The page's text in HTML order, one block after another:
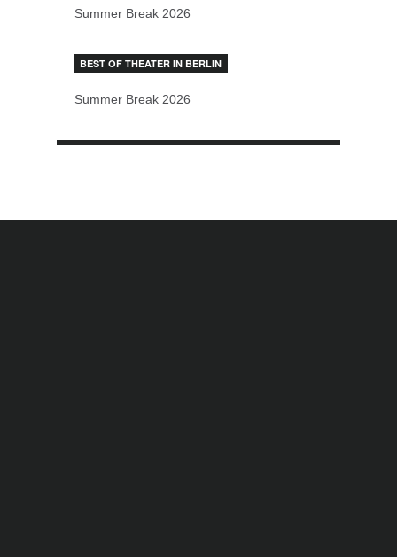
Summer Break 2026
BEST OF THEATER IN BERLIN
Summer Break 2026